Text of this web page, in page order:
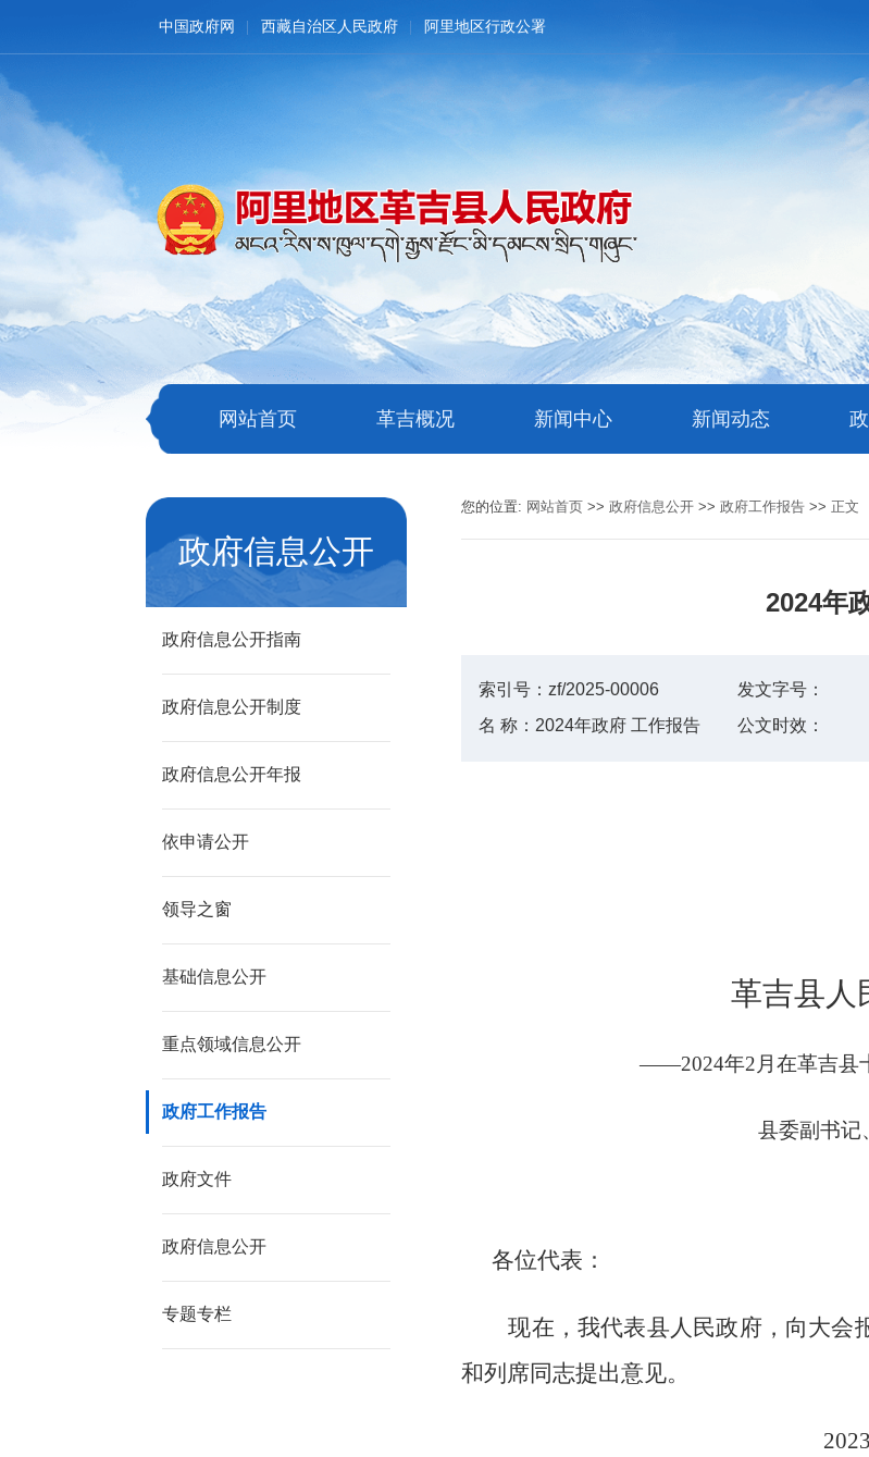
中国政府网 西藏自治区人民政府 阿里地区行政公署
网站首页 革吉概况 新闻中心 新闻动态
政府信息公开
政府信息公开指南
政府信息公开制度
政府信息公开年报
依申请公开
领导之窗
基础信息公开
重点领域信息公开
政府工作报告
政府文件
政府信息公开
专题专栏
您的位置: 网站首页 >>政府信息公开 >>政府工作报告 >>正文
2024年
索引号： zf/2025-00006 发文字号：
名 称： 2024年政府 工作报告 公文时效：
革吉县人
——2024年2月在革吉县
县委副书记
各位代表：
现在，我代表县人民政府，向大会
和列席同志提出意见。
2023